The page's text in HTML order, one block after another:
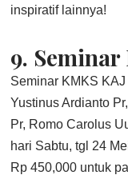
inspiratif lainnya!
9. Seminar
Seminar KMKS
Yustinus Ardianto
Pr, Romo Carolus
hari Sabtu, tgl 24
Rp 450,000 untuk